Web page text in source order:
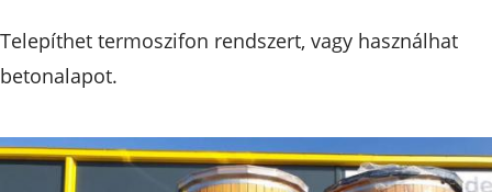
Telepíthet termoszifon rendszert, vagy használhat
betonalapot.